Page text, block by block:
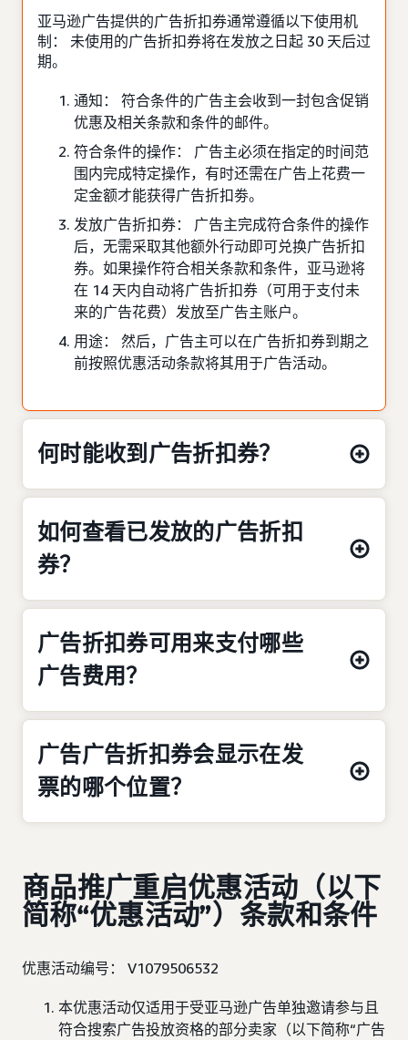
亚马逊广告提供的广告折扣券通常遵循以下使用机
制： 未使用的广告折扣券将在发放之日起 30 天后过
期。
通知： 符合条件的广告主会收到一封包含促销
优惠及相关条款和条件的邮件。
符合条件的操作： 广告主必须在指定的时间范
围内完成特定操作，有时还需在广告上花费一
定金额才能获得广告折扣劵。
发放广告折扣券： 广告主完成符合条件的操作
后，无需采取其他额外行动即可兑换广告折扣
券。如果操作符合相关条款和条件，亚马逊将
在 14 天内自动将广告折扣券（可用于支付未
来的广告花费）发放至广告主账户。
用途： 然后，广告主可以在广告折扣券到期之
前按照优惠活动条款将其用于广告活动。
何时能收到广告折扣券？
如何查看已发放的广告折扣
券？
广告折扣券可用来支付哪些
广告费用？
广告广告折扣券会显示在发
票的哪个位置？
商品推广重启优惠活动（以下
简称“优惠活动”）条款和条件
优惠活动编号： V1079506532
本优惠活动仅适用于受亚马逊广告单独邀请参与且
符合搜索广告投放资格的部分卖家（以下简称“广告